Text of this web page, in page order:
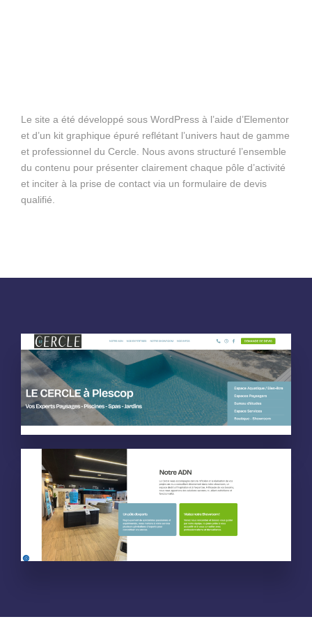
Le site a été développé sous WordPress à l’aide d’Elementor
et d’un kit graphique épuré reflétant l’univers haut de gamme
et professionnel du Cercle. Nous avons structuré l’ensemble
du contenu pour présenter clairement chaque pôle d’activité
et inciter à la prise de contact via un formulaire de devis
qualifié.